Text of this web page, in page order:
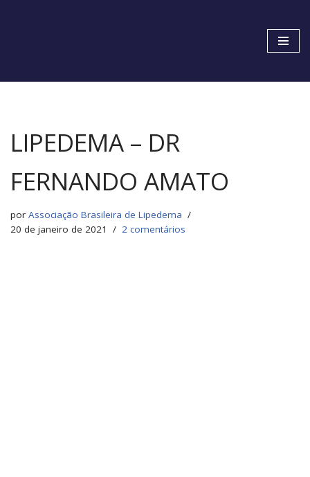
LIPEDEMA – DR
FERNANDO AMATO
por Associação Brasileira de Lipedema
20 de janeiro de 2021
2 comentários